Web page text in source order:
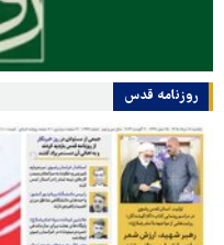
روزنامه قدس